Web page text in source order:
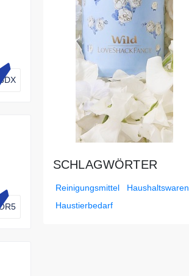
SCHLAGWÖRTER
Reinigungsmittel
Haushaltswaren
Haustierbedarf